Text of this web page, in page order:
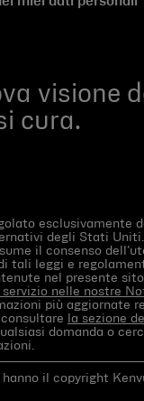
visione
cura.
esclusivamente
degli Stati
il consenso
tali leggi e
nel presente
nelle nostre
più aggiornate
la sezione
domanda o
il copyright